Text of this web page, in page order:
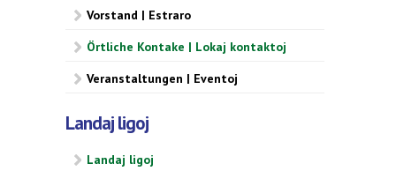
Vorstand | Estraro
Örtliche Kontake | Lokaj kontaktoj
Veranstaltungen | Eventoj
Landaj ligoj
Landaj ligoj